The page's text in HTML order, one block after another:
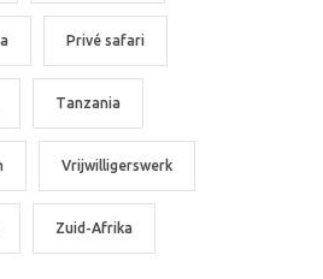
Privé safari
Tanzania
Vrijwilligerswerk
Zuid-Afrika